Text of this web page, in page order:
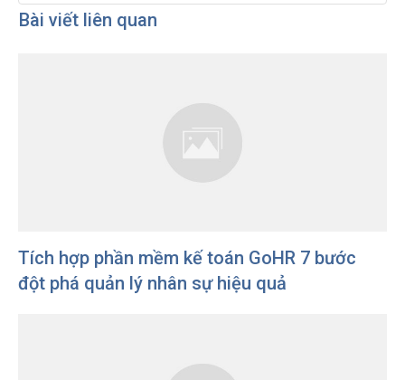
Bài viết liên quan
Tích hợp phần mềm kế toán GoHR 7 bước
đột phá quản lý nhân sự hiệu quả